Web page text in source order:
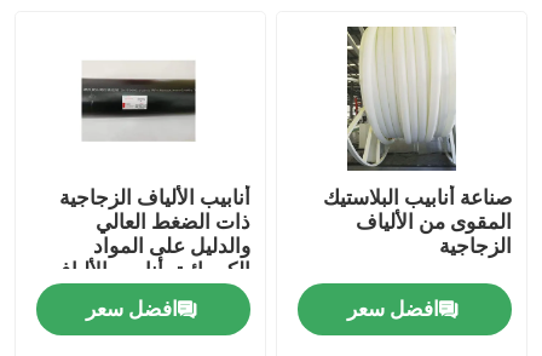
صناعة أنابيب البلاستيك
المقوى من الألياف
الزجاجية
افضل سعر
أنابيب الألياف الزجاجية
ذات الضغط العالي
والدليل على المواد
الكيميائية، أنابيب الألياف
الزجاجية المركبة 459 مم
افضل سعر